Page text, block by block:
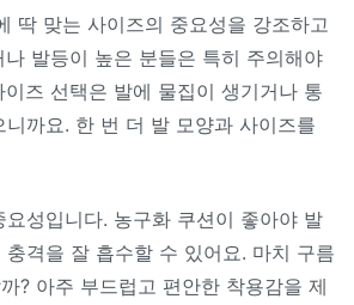
딱 맞는 사이즈의 중요성을 강조하고
발등이 높은 분들은 특히 주의해야
즈 선택은 발에 물집이 생기거나 통
까요. 한 번 더 발 모양과 사이즈를
요성입니다. 농구화 쿠션이 좋아야 발
격을 잘 흡수할 수 있어요. 마치 구름
? 아주 부드럽고 편안한 착용감을 제